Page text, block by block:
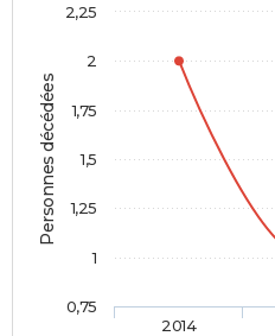
Personnes décédées
2014
0,75
1
1,25
1,5
1,75
2
2,25